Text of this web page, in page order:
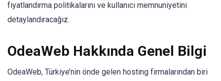
fiyatlandırma politikalarını ve kullanıcı memnuniyetini
detaylandıracağız.
OdeaWeb Hakkında Genel Bilgi
OdeaWeb, Türkiye’nin önde gelen hosting firmalarından biri